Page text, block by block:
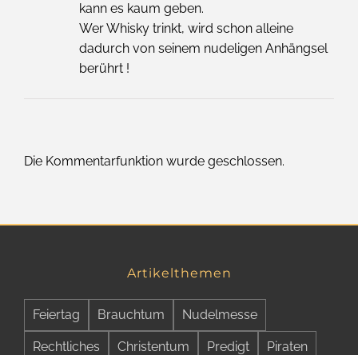
kann es kaum geben.
Wer Whisky trinkt, wird schon alleine
dadurch von seinem nudeligen Anhängsel
berührt !
Die Kommentarfunktion wurde geschlossen.
Artikelthemen
Feiertag Brauchtum Nudelmesse
Rechtliches Christentum Predigt Piraten